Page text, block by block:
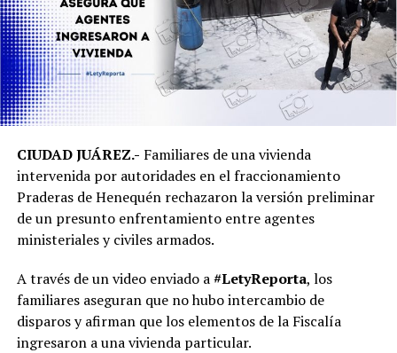
CIUDAD JUÁREZ.- Familiares de una vivienda
intervenida por autoridades en el fraccionamiento
Praderas de Henequén rechazaron la versión preliminar
de un presunto enfrentamiento entre agentes
ministeriales y civiles armados.
A través de un video enviado a#LetyReporta, los
familiares aseguran que no hubo intercambio de
disparos y afirman que los elementos de la Fiscalía
ingresaron a una vivienda particular.